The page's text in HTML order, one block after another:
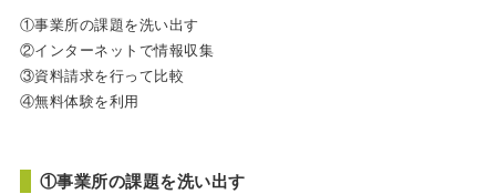
①事業所の課題を洗い出す
②インターネットで情報収集
③資料請求を行って比較
④無料体験を利用
①事業所の課題を洗い出す